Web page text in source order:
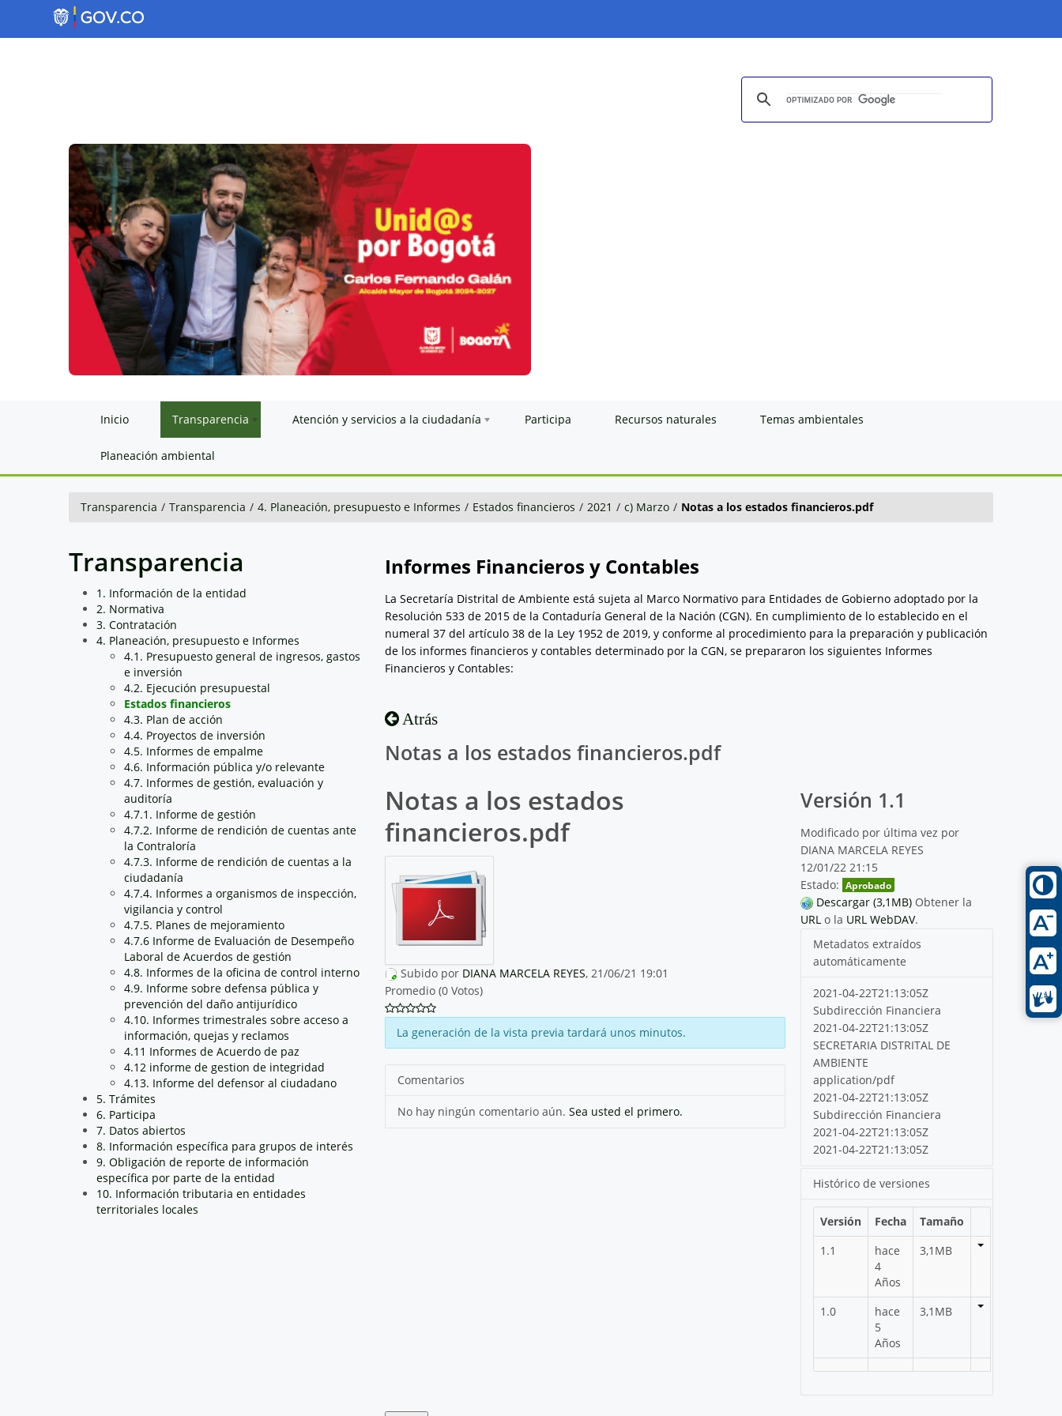
Inicio Transparencia Atención y servicios a la ciudadanía Participa Recursos naturales Temas ambientales
Planeación ambiental
Transparencia / Transparencia / 4. Planeación, presupuesto e Informes / Estados financieros / 2021 / c) Marzo / Notas a los estados financieros.pdf
Transparencia
1. Información de la entidad
2. Normativa
3. Contratación
4. Planeación, presupuesto e Informes
4.1. Presupuesto general de ingresos, gastos
e inversión
4.2. Ejecución presupuestal
Estados financieros
4.3. Plan de acción
4.4. Proyectos de inversión
4.5. Informes de empalme
4.6. Información pública y/o relevante
4.7. Informes de gestión, evaluación y
auditoría
4.7.1. Informe de gestión
4.7.2. Informe de rendición de cuentas ante
la Contraloría
4.7.3. Informe de rendición de cuentas a la
ciudadanía
4.7.4. Informes a organismos de inspección,
vigilancia y control
4.7.5. Planes de mejoramiento
4.7.6 Informe de Evaluación de Desempeño
Laboral de Acuerdos de gestión
4.8. Informes de la oficina de control interno
4.9. Informe sobre defensa pública y
prevención del daño antijurídico
4.10. Informes trimestrales sobre acceso a
información, quejas y reclamos
4.11 Informes de Acuerdo de paz
4.12 informe de gestion de integridad
4.13. Informe del defensor al ciudadano
5. Trámites
6. Participa
7. Datos abiertos
8. Información específica para grupos de interés
9. Obligación de reporte de información
específica por parte de la entidad
10. Información tributaria en entidades
territoriales locales
Informes Financieros y Contables
La Secretaría Distrital de Ambiente está sujeta al Marco Normativo para Entidades de Gobierno adoptado por la
Resolución 533 de 2015 de la Contaduría General de la Nación (CGN). En cumplimiento de lo establecido en el
numeral 37 del artículo 38 de la Ley 1952 de 2019, y conforme al procedimiento para la preparación y publicación
de los informes financieros y contables determinado por la CGN, se prepararon los siguientes Informes
Financieros y Contables:
Atrás
Notas a los estados financieros.pdf
Notas a los estados
financieros.pdf
Subido por DIANA MARCELA REYES, 21/06/21 19:01
Promedio (0 Votos)
La generación de la vista previa tardará unos minutos.
Comentarios
No hay ningún comentario aún. Sea usted el primero.
Versión 1.1
Modificado por última vez por
DIANA MARCELA REYES
12/01/22 21:15
Estado: Aprobado
Descargar (3,1MB) Obtener la
URL o la URL WebDAV.
Metadatos extraídos
automáticamente
2021-04-22T21:13:05Z
Subdirección Financiera
2021-04-22T21:13:05Z
SECRETARIA DISTRITAL DE
AMBIENTE
application/pdf
2021-04-22T21:13:05Z
Subdirección Financiera
2021-04-22T21:13:05Z
2021-04-22T21:13:05Z
Histórico de versiones
Versión Fecha
Tamaño
1.1
hace
4
Años
3,1MB
1.0
hace
5
Años
3,1MB